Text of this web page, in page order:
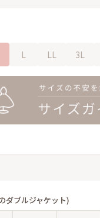
L LL 3L
ダブルジャケット)